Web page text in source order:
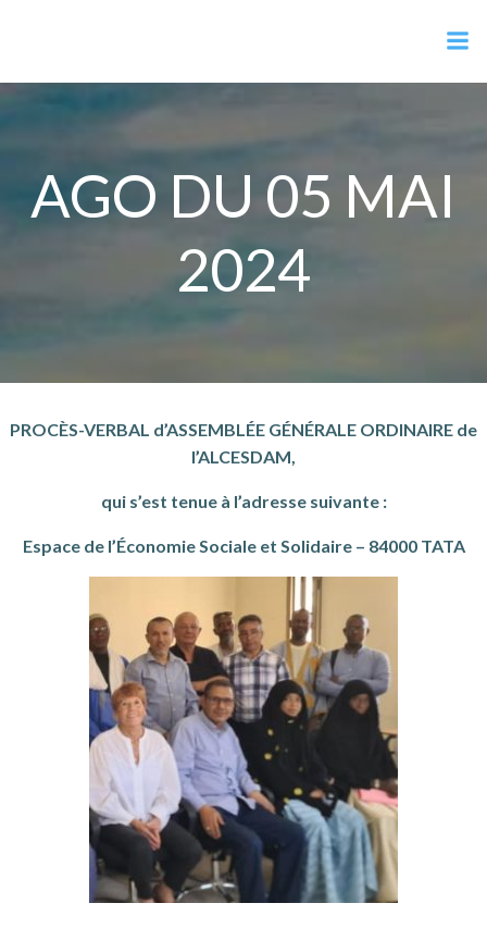
AGO DU 05 MAI
2024
PROCÈS-VERBAL d’ASSEMBLÉE GÉNÉRALE ORDINAIRE de
l’ALCESDAM,
qui s’est tenue à l’adresse suivante :
Espace de l’Économie Sociale et Solidaire – 84000 TATA